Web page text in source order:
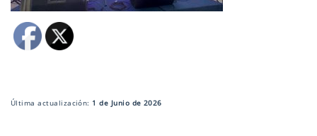
Última actualización: 1 de Junio de 2026